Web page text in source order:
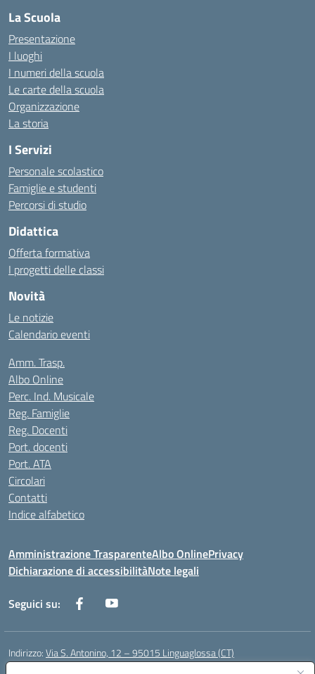
La Scuola
Presentazione
I luoghi
I numeri della scuola
Le carte della scuola
Organizzazione
La storia
I Servizi
Personale scolastico
Famiglie e studenti
Percorsi di studio
Didattica
Offerta formativa
I progetti delle classi
Novità
Le notizie
Calendario eventi
Amm. Trasp.
Albo Online
Perc. Ind. Musicale
Reg. Famiglie
Reg. Docenti
Port. docenti
Port. ATA
Circolari
Contatti
Indice alfabetico
Amministrazione TrasparenteAlbo OnlinePrivacy
Dichiarazione di accessibilitàNote legali
Seguici su:
Indirizzo:Via S. Antonino, 12 – 95015 Linguaglossa (CT)
Centralino: